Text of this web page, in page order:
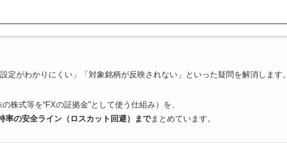
定がわかりにくい」「対象銘柄が反映されない」といった疑問を解消します。
株式等を“FXの証拠金”として使う仕組み）を、
の安全ライン（ロスカット回避）までまとめています。